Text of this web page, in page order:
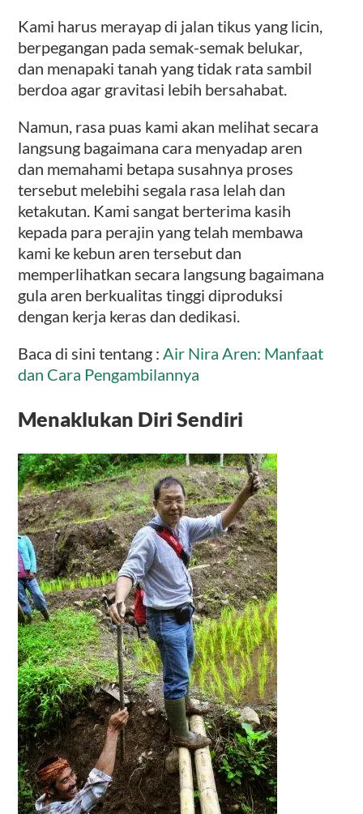
Kami harus merayap di jalan tikus yang licin,
berpegangan pada semak-semak belukar,
dan menapaki tanah yang tidak rata sambil
berdoa agar gravitasi lebih bersahabat.
Namun, rasa puas kami akan melihat secara
langsung bagaimana cara menyadap aren
dan memahami betapa susahnya proses
tersebut melebihi segala rasa lelah dan
ketakutan. Kami sangat berterima kasih
kepada para perajin yang telah membawa
kami ke kebun aren tersebut dan
memperlihatkan secara langsung bagaimana
gula aren berkualitas tinggi diproduksi
dengan kerja keras dan dedikasi.
Baca di sini tentang :Air Nira Aren: Manfaat
dan Cara Pengambilannya
Menaklukan Diri Sendiri